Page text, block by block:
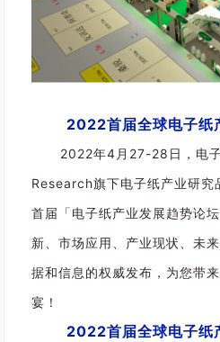
2022首届全球电子纸
2022年4月27-28日，电
Research旗下电子纸产业研
首届「电子纸产业发展趋势论
新、市场应用、产业现状、未
据和信息的权威发布，为您带
宴！
2022首届全球电子纸